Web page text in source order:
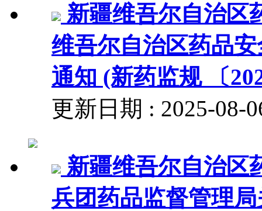
新疆维吾尔自治区
维吾尔自治区药品
通知 (新药监规 〔
更新日期 : 2025-
新疆维吾尔自治区
兵团药品监督管理